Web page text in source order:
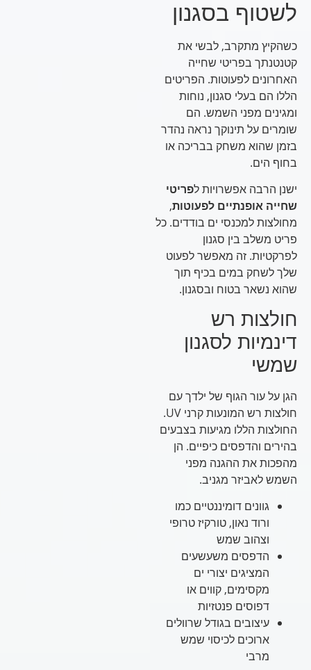
לשטוף בסגנון
כשהקיץ מתקרב, לבשי את
קטנטנתך בפריטי שחייה
האחרונים לפעוטות. הפריטים
הללו הם בעלי סגנון, נוחות
ומגינים מפני השמש. הם
שומרים על תינוקך נראה נהדר
בזמן שהוא משחק בבריכה או
בחוף הים.
ישנן הרבה אפשרויות לפריטי
שחייה אופנתיים לפעוטות,
מחולצות למכנסי ים בודדים. כל
פריט משלב בין סגנון
לפרקטיות. זה מאפשר לפעוט
שלך לשחק במים בכיף תוך
שהוא נשאר בטוח ובסגנון.
חולצות רש
דינמיות לסגנון
שמשי
הגן על עור הגוף של ילדך עם
חולצות רש המונעות קרני UV.
החולצות הללו מגיעות בצבעים
בהירים והדפסים כיפיים. הן
מהפכות את ההגנה מפני
השמש לאביזר מגניב.
גוונים דומיננטיים כמו
ורוד נאון, טורקיז טרופי
וצהוב שמש
הדפסים משעשעים
המציגים יצורי ים
מקסימים, קווים או
דפוסים פנטזיות
עיצובים בגודל שרוולים
ארוכים לכיסוי שמש
מרבי